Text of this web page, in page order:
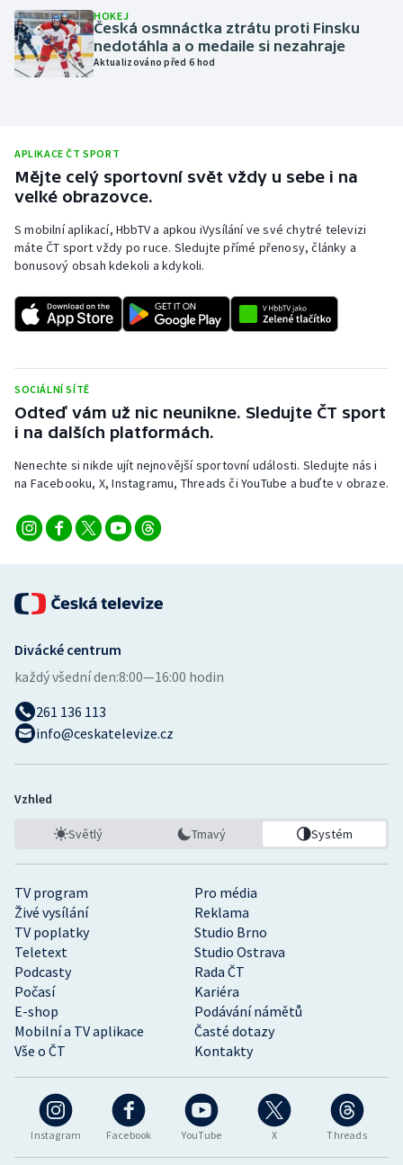
Parasport
Plavání
Ragby
Rychlobruslení
Rychlostní kanoistika
Sportovní střelba
Stolní tenis
Triatlon
Veslování
Volejbal
HOKEJ
Česká osmnáctka ztrátu proti Finsku
nedotáhla a o medaile si nezahraje
Aktualizováno před 6 hod
APLIKACE ČT SPORT
Mějte celý sportovní svět vždy u sebe i na
velké obrazovce.
S mobilní aplikací, HbbTV a apkou iVysílání ve své chytré televizi
máte ČT sport vždy po ruce. Sledujte přímé přenosy, články a
bonusový obsah kdekoli a kdykoli.
SOCIÁLNÍ SÍTĚ
Odteď vám už nic neunikne. Sledujte ČT sport
i na dalších platformách.
Nenechte si nikde ujít nejnovější sportovní události. Sledujte nás i
na Facebooku, X, Instagramu, Threads či YouTube a buďte v obraze.
Instagram Facebook YouTube X Threads
TV program
Pro média
Živé vysílání
Reklama
TV poplatky
Studio Brno
Teletext
Studio Ostrava
Podcasty
Rada ČT
Počasí
Kariéra
E-shop
Podávání námětů
Mobilní a TV aplikace
Časté dotazy
Vše o ČT
Kontakty
Divácké centrum
každý všední den:8:00—16:00 hodin
261 136 113
info@ceskatelevize.cz
Vzhled
Světlý Tmavý Systém